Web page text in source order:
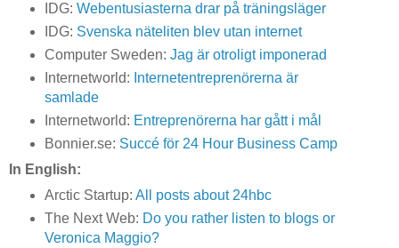
IDG: Webentusiasterna drar på träningsläger
IDG: Svenska näteliten blev utan internet
Computer Sweden: Jag är otroligt imponerad
Internetworld: Internetentreprenörerna är
samlade
Internetworld: Entreprenörerna har gått i mål
Bonnier.se: Succé för 24 Hour Business Camp
In English:
Arctic Startup: All posts about 24hbc
The Next Web: Do you rather listen to blogs or
Veronica Maggio?